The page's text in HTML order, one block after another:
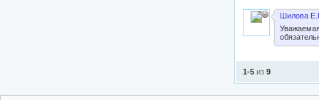
Шилова
1-5 из 9